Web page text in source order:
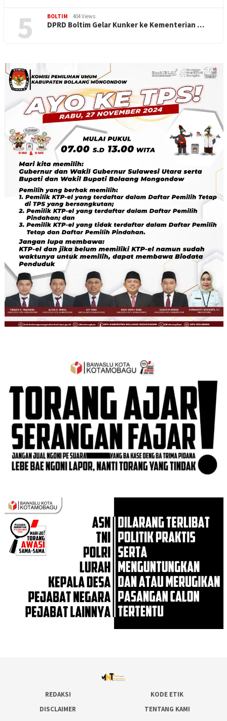
5 BOLTIM 404 Views
DPRD Boltim Gelar Kunker ke Kementerian …
REDAKSI
KODE ETIK
DISCLAIMER
TENTANG KAMI